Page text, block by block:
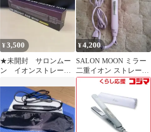
ーングレー SLM110
¥3,500
★未開封 サロンムー
ン イオンストレート
¥4,200
SALON MOON ミラー
二重イオン ストレート
ヘアアイロン 24mm